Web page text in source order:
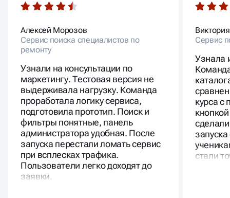
Алексей Морозов
Сервис поиска специалистов по
ремонту
Узнали на консультации по
маркетингу. Тестовая версия не
выдерживала нагрузку. Команда
проработала логику сервиса,
подготовила прототип. Поиск и
фильтры понятные, панель
администратора удобная. После
запуска перестали ломать сервис
при всплесках трафика.
Пользователи легко доходят до
заявки.
Сервис
Узнала
курса
стали